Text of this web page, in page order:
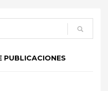
PUBLICACIONES